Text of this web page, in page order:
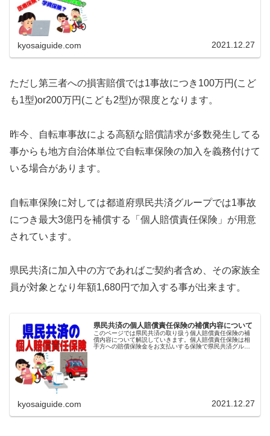
kyosaiguide.com 2021.12.27
ただし第三者への損害賠償では1事故につき100万円(こど
も1型)or200万円(こども2型)が限度となります。
昨今、自転車事故による高額な賠償請求が多数発生してる
事からも地方自治体単位で自転車保険の加入を義務付けて
いる場合があります。
自転車保険に対しては都道府県民共済グループでは1事故
につき最大3億円を補償する「個人賠償責任保険」が用意
されています。
県民共済に加入中の方であればご契約者含め、その家族全
員が対象となり年額1,680円で加入する事が出来ます。
県民共済の個人賠償責任保険の補償内容について
このページでは県民共済の取り扱う個人賠償責任保険の補
償内容について解説していきます。個人賠償責任保険は相
手方への賠償保険金をお支払いする保険で県民共済グルー
kyosaiguide.com 2021.12.27